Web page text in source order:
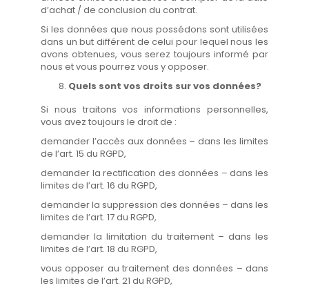
d’achat / de conclusion du contrat.
Si les données que nous possédons sont utilisées
dans un but différent de celui pour lequel nous les
avons obtenues, vous serez toujours informé par
nous et vous pourrez vous y opposer.
Quels sont vos droits sur vos données?
Si nous traitons vos informations personnelles,
vous avez toujours le droit de :
demander l’accès aux données – dans les limites
de l’art. 15 du RGPD,
demander la rectification des données – dans les
limites de l’art. 16 du RGPD,
demander la suppression des données – dans les
limites de l’art. 17 du RGPD,
demander la limitation du traitement – dans les
limites de l’art. 18 du RGPD,
vous opposer au traitement des données – dans
les limites de l’art. 21 du RGPD,